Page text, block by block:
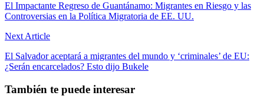
El Impactante Regreso de Guantánamo: Migrantes en Riesgo y las
Controversias en la Política Migratoria de EE. UU.
Next Article
El Salvador aceptará a migrantes del mundo y ‘criminales’ de EU:
¿Serán encarcelados? Esto dijo Bukele
También te puede interesar